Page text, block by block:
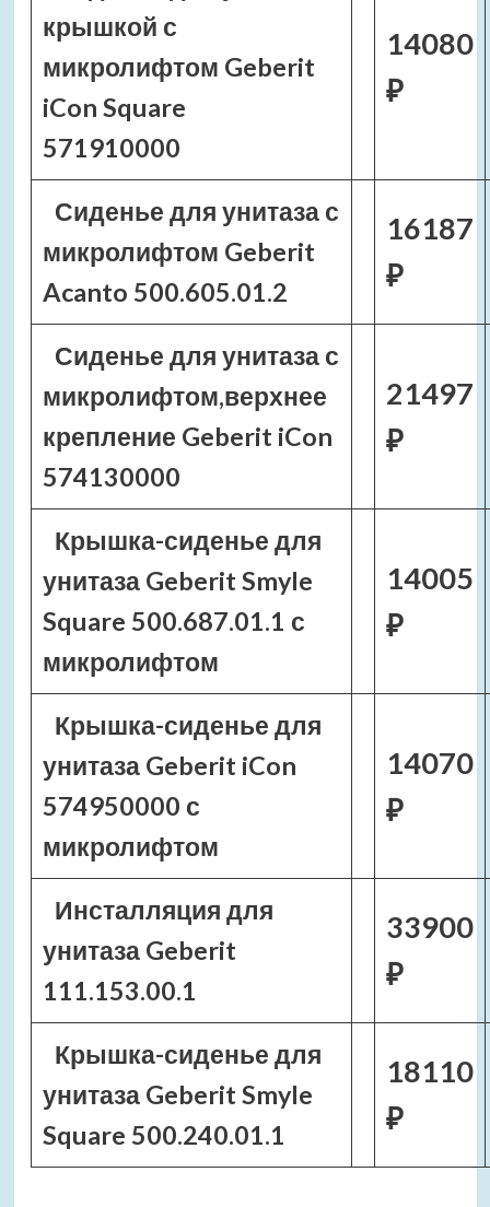
крышкой с
микролифтом Geberit
iCon Square
571910000
14080
₽
Сиденье для унитаза с
микролифтом Geberit
Acanto 500.605.01.2
16187
₽
Сиденье для унитаза с
микролифтом,верхнее
крепление Geberit iCon
574130000
21497
₽
Крышка-сиденье для
унитаза Geberit Smyle
Square 500.687.01.1 с
микролифтом
14005
₽
Крышка-сиденье для
унитаза Geberit iCon
574950000 с
микролифтом
14070
₽
Инсталляция для
унитаза Geberit
111.153.00.1
33900
₽
Крышка-сиденье для
унитаза Geberit Smyle
Square 500.240.01.1
18110
₽